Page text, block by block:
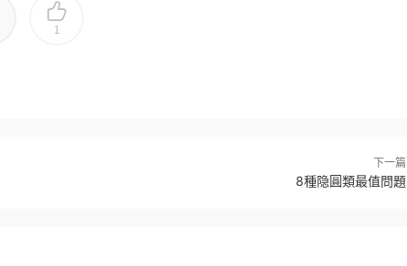
1
下一篇
8種隐圓類最值問題